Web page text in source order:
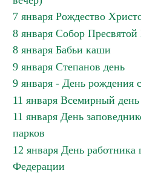
7 января Рождество
8 января Собор
8 января Бабьи каши
9 января Степанов день
9 января - День рождения
11 января Всемирный день
11 января День
парков
12 января День
Федерации